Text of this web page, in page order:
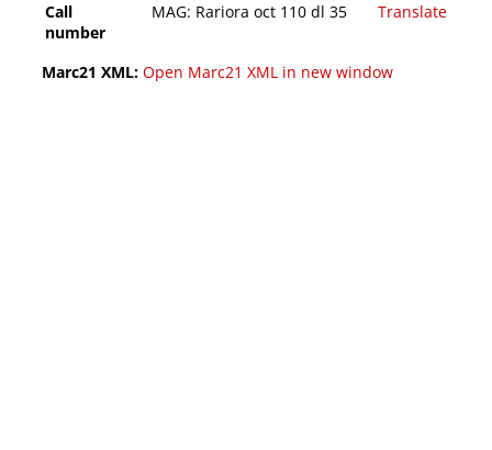
Call
number
MAG: Rariora oct 110 dl 35 Translate
Marc21 XML: Open Marc21 XML in new window